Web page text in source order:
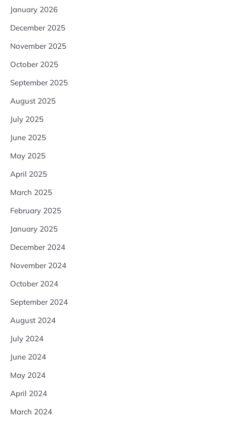
January 2026
December 2025
November 2025
October 2025
September 2025
August 2025
July 2025
June 2025
May 2025
April 2025
March 2025
February 2025
January 2025
December 2024
November 2024
October 2024
September 2024
August 2024
July 2024
June 2024
May 2024
April 2024
March 2024